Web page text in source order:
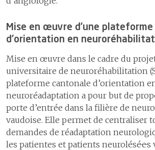
Mise en œuvre d’une
d’orientation en
Mise en œuvre dans le cadre du
universitaire de neuroréhabilitation
plateforme cantonale d’orientation
neuroréadaptation a pour but de
porte d’entrée dans la filière de
vaudoise. Elle permet de centraliser
demandes de réadaptation
les patientes et patients neurolésé·e·s